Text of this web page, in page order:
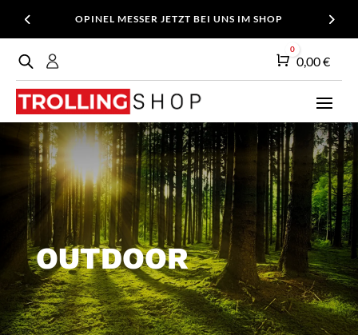
OPINEL MESSER JETZT BEI UNS IM SHOP
Warenkorb
0
0,00€
OUTDOOR